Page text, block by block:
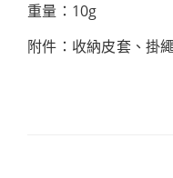
重量：10g
附件：收納皮套、掛